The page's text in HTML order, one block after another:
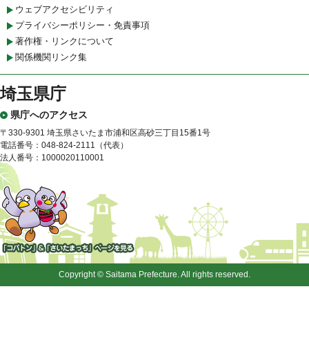
ウェブアクセシビリティ
プライバシーポリシー・免責事項
著作権・リンクについて
関係機関リンク集
埼玉県庁
県庁へのアクセス
〒330-9301 埼玉県さいたま市浦和区高砂三丁目15番1号
電話番号：048-824-2111（代表）
法人番号：1000020110001
「コバトン」&「さいたまっ
Copyright © Saitama Prefecture. All rights reserved.